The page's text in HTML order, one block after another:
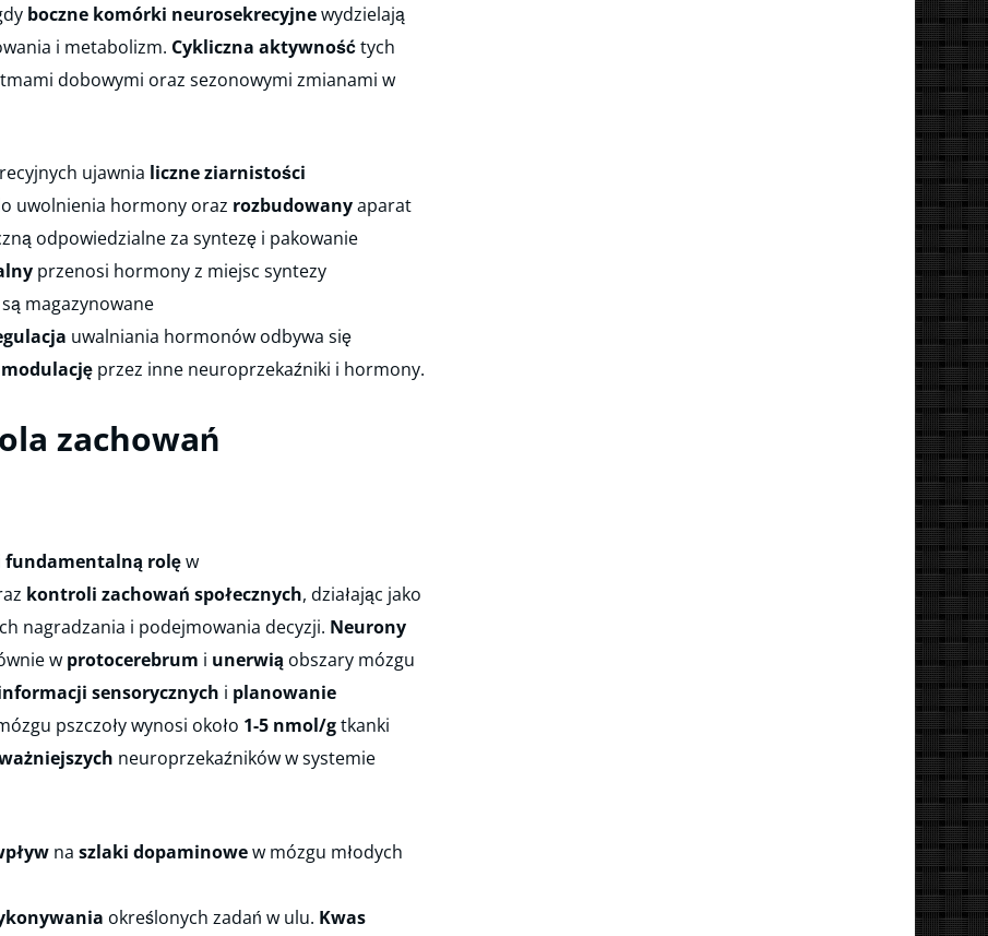
boczne komórki neurosekrecyjnewydzielają
i metabolizm. Cykliczna aktywnośćtych
dobowymi oraz sezonowymi zmianami w
ujawnia liczne ziarnistości
uwolnienia hormony oraz rozbudowanyaparat
odpowiedzialne za syntezę i pakowanie
przenosi hormony z miejsc syntezy
magazynowane
uwalniania hormonów odbywa się
modulacjęprzez inne neuroprzekaźniki i hormony.
zachowań
fundamentalną rolęw
kontroli zachowań społecznych, działając jako
nagradzania i podejmowania decyzji. Neurony
w protocerebrum i unerwiąobszary mózgu
sensorycznych i planowanie
pszczoły wynosi około 1-5 nmol/gtkanki
neuroprzekaźników w systemie
na szlaki dopaminowew mózgu młodych
określonych zadań w ulu. Kwas